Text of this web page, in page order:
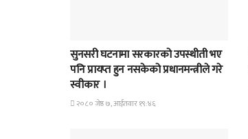
सुनसरी घटनामा सरकारको उपस्थीती भए
पनि प्रायप्त हुन नसकेको प्रधानमन्त्रीले गरे
स्वीकार ।
२०८० जेष्ठ ७, आईतवार १९:४६